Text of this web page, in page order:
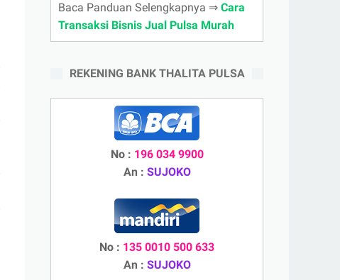
Baca Panduan Selengkapnya ⇒ Cara
Transaksi Bisnis Jual Pulsa Murah
REKENING BANK THALITA PULSA
No : 196 034 9900
An : SUJOKO
No : 135 0010 500 633
An : SUJOKO